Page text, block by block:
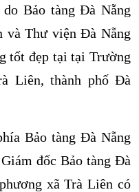
Bảo tàng Đà Nẵng
và Thư viện Đà Nẵng
tốt đẹp tại tại Trường
Liên, thành phố Đà
Bảo tàng Đà Nẵng
đốc Bảo tàng Đà
xã Trà Liên có